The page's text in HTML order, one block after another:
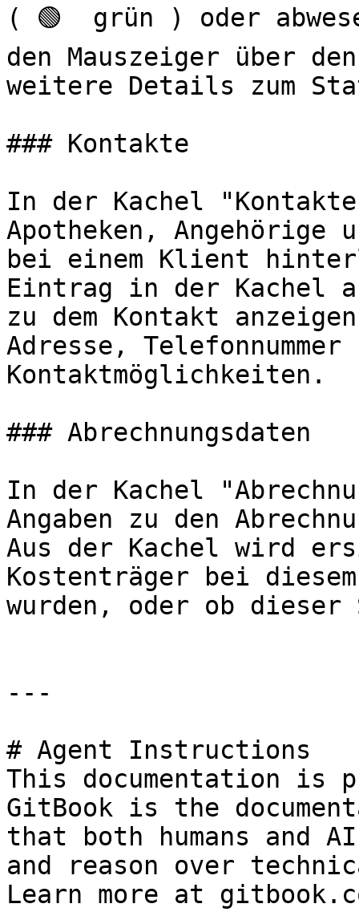
( 🟢  grün ) oder
den Mauszeiger über
weitere Details zum
### Kontakte
In der Kachel
Apotheken,
bei einem Klient
Eintrag in der Kachel
zu dem Kontakt
Adresse,
Kontaktmöglichkeiten.
### Abrechnungsdaten
In der Kachel
Angaben zu den
Aus der Kachel wird
Kostenträger bei
wurden, oder ob
---
# Agent Instructions
This documentation is
GitBook is the
that both humans and
and reason over
Learn more at